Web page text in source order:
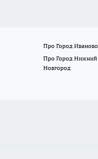
Про Город Иваново
Про Город Нижний
Новгород